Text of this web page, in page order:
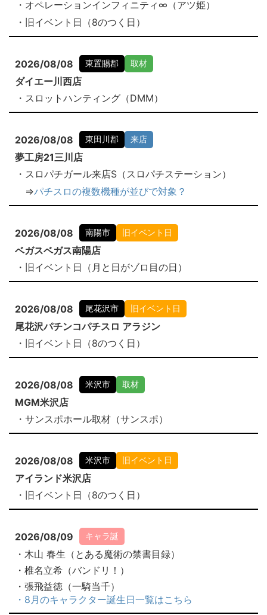
・オペレーションインフィニティ∞（アツ姫）
・旧イベント日（8のつく日）
2026/08/08 東置賜郡 取材
ダイエー川西店
・スロットハンティング（DMM）
2026/08/08 東田川郡 来店
夢工房21三川店
・スロパチガール来店S（スロパチステーション）
⇒パチスロの複数機種が並びで対象？
2026/08/08 南陽市 旧イベント日
ベガスベガス南陽店
・旧イベント日（月と日がゾロ目の日）
2026/08/08 尾花沢市 旧イベント日
尾花沢パチンコパチスロ アラジン
・旧イベント日（8のつく日）
2026/08/08 米沢市 取材
MGM米沢店
・サンスポホール取材（サンスポ）
2026/08/08 米沢市 旧イベント日
アイランド米沢店
・旧イベント日（8のつく日）
2026/08/09 キャラ誕
・木山 春生（とある魔術の禁書目録）
・椎名立希（バンドリ！）
・張飛益徳（一騎当千）
・8月のキャラクター誕生日一覧はこちら